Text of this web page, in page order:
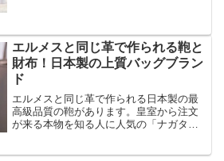
エルメスと同じ革で作られる鞄と
財布！日本製の上質バッグブラン
ド
エルメスと同じ革で作られる日本製の最
高級品質の鞄があります。皇室から注文
が来る本物を知る人に人気の「ナガタ